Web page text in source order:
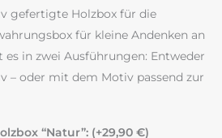
gefertigte Holzbox für die
für kleine Andenken an
es in zwei Ausführungen: Entweder
– oder mit dem Motiv passend zur
“Natur”: (+29,90 €)